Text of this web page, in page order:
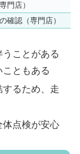
門店）
確認（専門店）
ことがある
ともある
るため、走
体点検が安心